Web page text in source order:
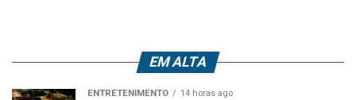
EM ALTA
ENTRETENIMENTO 14 horas ago